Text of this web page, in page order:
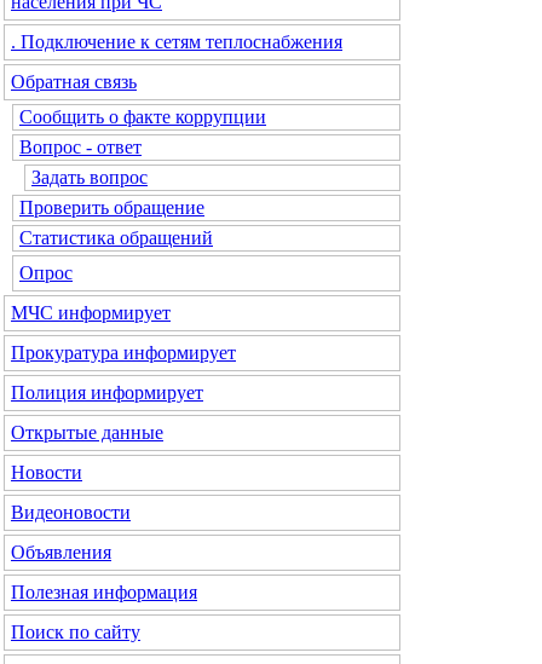
. Подключение к сетям теплоснабжения
Обратная связь
Сообщить о факте коррупции
Вопрос - ответ
Задать вопрос
Проверить обращение
Статистика обращений
Опрос
МЧС информирует
Прокуратура информирует
Полиция информирует
Открытые данные
Новости
Видеоновости
Объявления
Полезная информация
Поиск по сайту